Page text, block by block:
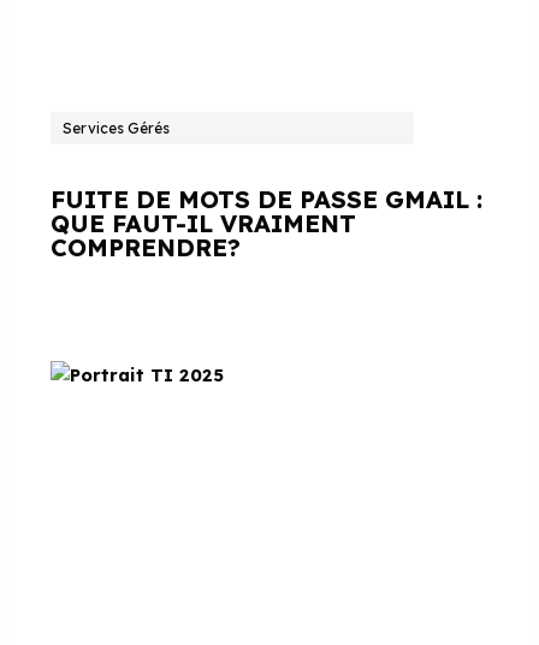
Services Gérés
FUITE DE MOTS DE PASSE GMAIL :
QUE FAUT-IL VRAIMENT
COMPRENDRE?